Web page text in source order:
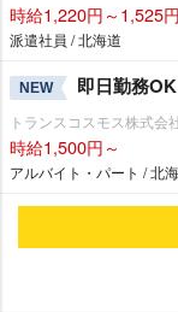
時給1,220円～1,525円
派遣社員 / 北海道
NEW 即日勤務
トランスコスモス株式会
時給1,500円～
アルバイト・パート / 北